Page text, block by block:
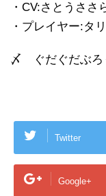
・CV:さとうささ
・プレイヤー:タ
〆 ぐだぐだぶ
Twitter
Google+